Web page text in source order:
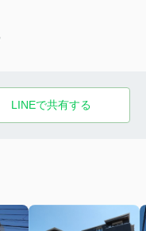
LINEで共有する